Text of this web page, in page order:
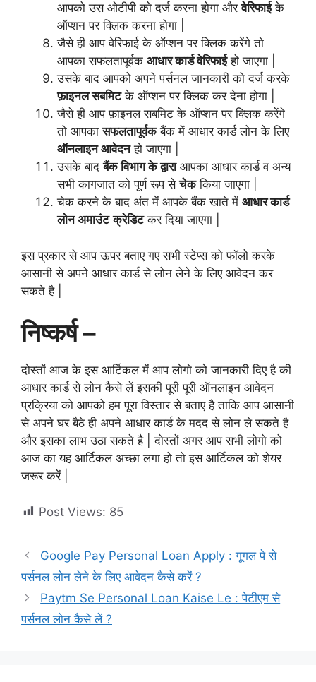
आपको उस ओटीपी को दर्ज करना होगा औरवेरिफाईके
ऑप्शन पर क्लिक करना होगा |
जैसे ही आप वेरिफाई के ऑप्शन पर क्लिक करेंगे तो
आपका सफलतापूर्वक आधार कार्ड वेरिफाईहो जाएगा |
उसके बाद आपको अपने पर्सनल जानकारी को दर्ज करके
फ़ाइनल सबमिटके ऑप्शन पर क्लिक कर देना होगा |
जैसे ही आप फ़ाइनल सबमिट के ऑप्शन पर क्लिक करेंगे
तो आपकासफलतापूर्वकबैंक में आधार कार्ड लोन के लिए
ऑनलाइन आवेदनहो जाएगा |
उसके बादबैंक विभाग के द्वाराआपका आधार कार्ड व अन्य
सभी कागजात को पूर्ण रूप सेचेककिया जाएगा |
चेक करने के बाद अंत में आपके बैंक खाते में आधार कार्ड
लोन अमाउंट क्रेडिटकर दिया जाएगा |
इस प्रकार से आप ऊपर बताए गए सभी स्टेप्स को फॉलो करके
आसानी से अपने आधार कार्ड से लोन लेने केलिएआवेदन कर
सकते है |
निष्कर्ष –
दोस्तों आज के इस आर्टिकल में आप लोगो को जानकारी दिए है की
आधार कार्ड से लोन कैसे लें इसकी पूरी पूरी ऑनलाइन आवेदन
प्रक्रिया को आपको हम पूरा विस्तार से बताए है ताकि आप आसानी
से अपने घर बैठे ही अपने आधार कार्ड के मदद से लोन ले सकते है
और इसका लाभ उठा सकते है | दोस्तों अगर आप सभी लोगो को
आज का यह आर्टिकल अच्छा लगा हो तो इस आर्टिकल को शेयर
जरूर करें |
Post Views: 85
Google Pay Personal Loan Apply : गूगल पे से
पर्सनल लोन लेने के लिए आवेदन कैसे करें ?
Paytm Se Personal Loan Kaise Le : पेटीएम से
पर्सनल लोन कैसे लें ?